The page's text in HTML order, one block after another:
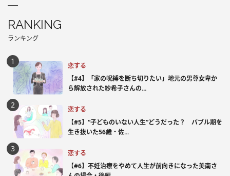
RANKING
ランキング
恋する
【#4】「家の呪縛を断ち切りたい」地元の男尊女卑か
ら解放された紗希子さんの...
恋する
【#5】“子どものいない人生”どうだった？ バブル期を
生き抜いた56歳・佐...
恋する
【#6】不妊治療をやめて人生が前向きになった美南さ